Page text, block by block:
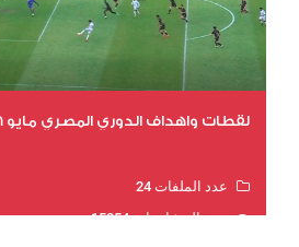
لقطات واهداف الدوري المصري مايو 2026
عدد الملفات 24
عدد المشاهدات 15254